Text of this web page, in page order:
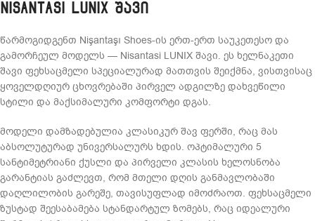
Nisantasi LUNIX შავი
წარმოგიდგენთ Nişantaşı Shoes-ის ერთ-ერთ საუკეთესო და
გამორჩეულ მოდელს — Nisantasi LUNIX შავი. ეს ხელნაკეთი
შავი ფეხსაცმელი სპეციალურად მათთვის შეიქმნა, ვისთვისაც
ყოველდღიურ ცხოვრებაში პირველ ადგილზე დახვეწილი
სტილი და მაქსიმალური კომფორტი დგას.
მოდელი დამზადებულია კლასიკურ შავ ფერში, რაც მას
აბსოლუტურად უნივერსალურს ხდის. ოპტიმალური 5
სანტიმეტრიანი ქუსლი და პირველი კლასის ხელოსნობა
გარანტიას გაძლევთ, რომ მთელი დღის განმავლობაში
დაღლილობის გარეშე, თავისუფლად იმოძრაოთ. ფეხსაცმელი
ზუსტად შეესაბამება სტანდარტულ ზომებს, რაც იდეალური